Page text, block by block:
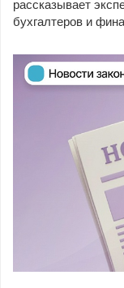
рассказывает
бухгалтеров и